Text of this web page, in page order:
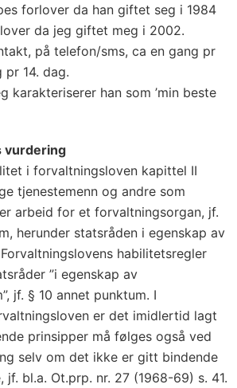
forlover da han giftet seg i 1984
da jeg giftet meg i 2002.
på telefon/sms, ca en gang pr
pr 14. dag.
karakteriserer han som ’min beste
vurdering
i forvaltningsloven kapittel II
tjenestemenn og andre som
arbeid for et forvaltningsorgan, jf.
herunder statsråden i egenskap av
habilitetsregler
”i egenskap av
jf. § 10 annet punktum. I
er det imidlertid lagt
prinsipper må følges også ved
selv om det ikke er gitt bindende
bl.a. Ot.prp. nr. 27 (1968-69) s. 41.